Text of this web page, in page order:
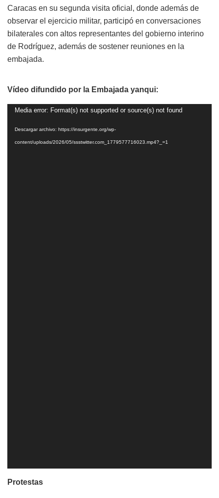
Caracas en su segunda visita oficial, donde además de
observar el ejercicio militar, participó en conversaciones
bilaterales con altos representantes del gobierno interino
de Rodríguez, además de sostener reuniones en la
embajada.
Vídeo difundido por la Embajada yanqui:
Reproductor
Media error: Format(s) not supported or source(s) not found
Descargar archivo: https://insurgente.org/wp-
content/uploads/2026/05/ssstwitter.com_1779577716023.mp4?_=1
Protestas